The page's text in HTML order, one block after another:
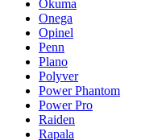
Okuma
Onega
Opinel
Penn
Plano
Polyver
Power Phantom
Power Pro
Raiden
Rapala